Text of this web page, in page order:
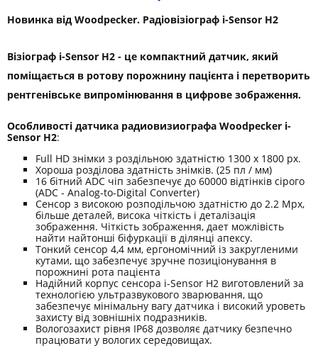
Новинка від Woodpecker. Радіовізіограф i-Sensor H2
Візіограф i-Sensor H2 - це компактний датчик, який
поміщається в ротову порожнину пацієнта і перетворить
рентгенівське випромінювання в цифрове зображення.
Особливості датчика радиовизиографа Woodpecker i-
Sensor H2:
Full HD знімки з роздільною здатністю 1300 х 1800 px.
Хороша розділова здатність знімків. (25 пл / мм)
16 бітний ADC чіп забезпечує до 60000 відтінків сірого
(ADC - Analog-to-Digital Converter)
Сенсор з високою розподільчою здатністю до 2.2 Mpx,
більше деталей, висока чіткість і деталізація
зображення. Чіткість зображення, дает можлівість
найти найтонші біфуркації в ділянці апексу.
Тонкий сенсор 4,4 мм, ергономічний із закругленими
кутами, що забезпечує зручне позиціонування в
порожнині рота пацієнта
Надійний корпус сенсора i-Sensor H2 виготовлений за
технологією ультразвукового зварювання, що
забезпечує мінімальну вагу датчика і високий уроветь
захисту від зовнішніх подразників.
Вологозахист рівня IP68 дозволяє датчику безпечно
працювати у вологих середовищах.